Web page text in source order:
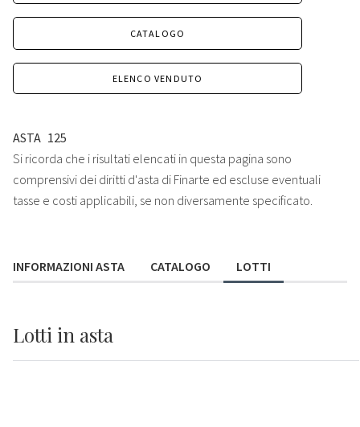
CATALOGO
ELENCO VENDUTO
ASTA 125
Si ricorda che i risultati elencati in questa pagina sono
comprensivi dei diritti d'asta di Finarte ed escluse eventuali
tasse e costi applicabili, se non diversamente specificato.
INFORMAZIONI ASTA CATALOGO LOTTI
Lotti in asta